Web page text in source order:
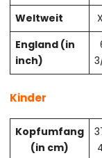
Weltweit
England (in
inch)
Kinder
Kopfumfang
(in cm)